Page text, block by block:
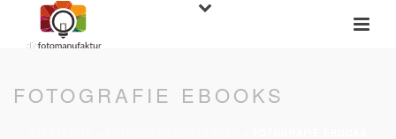
FOTOGRAFIE EBOOKS